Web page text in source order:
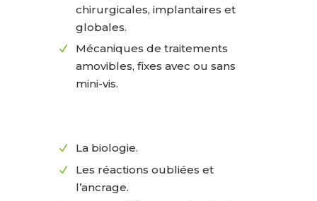
chirurgicales, implantaires et
globales.
N
Mécaniques de traitements
amovibles, fixes avec ou sans
mini-vis.
N La biologie.
N
Les réactions oubliées et
l’ancrage.